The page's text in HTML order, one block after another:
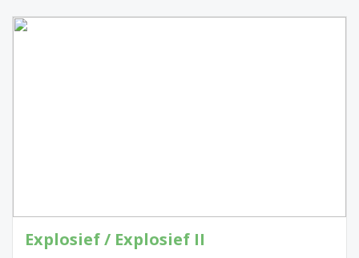
Explosief / Explosief II